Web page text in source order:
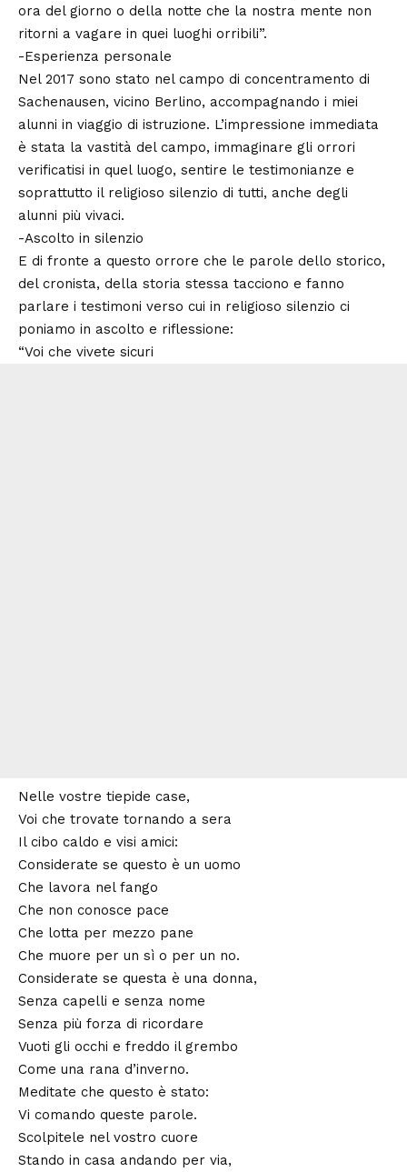
ora del giorno o della notte che la nostra mente non
ritorni a vagare in quei luoghi orribili”.
-Esperienza personale
Nel 2017 sono stato nel campo di concentramento di
Sachenausen, vicino Berlino, accompagnando i miei
alunni in viaggio di istruzione. L’impressione immediata
è stata la vastità del campo, immaginare gli orrori
verificatisi in quel luogo, sentire le testimonianze e
soprattutto il religioso silenzio di tutti, anche degli
alunni più vivaci.
-Ascolto in silenzio
E di fronte a questo orrore che le parole dello storico,
del cronista, della storia stessa tacciono e fanno
parlare i testimoni verso cui in religioso silenzio ci
poniamo in ascolto e riflessione:
“Voi che vivete sicuri
Nelle vostre tiepide case,
Voi che trovate tornando a sera
Il cibo caldo e visi amici:
Considerate se questo è un uomo
Che lavora nel fango
Che non conosce pace
Che lotta per mezzo pane
Che muore per un sì o per un no.
Considerate se questa è una donna,
Senza capelli e senza nome
Senza più forza di ricordare
Vuoti gli occhi e freddo il grembo
Come una rana d’inverno.
Meditate che questo è stato:
Vi comando queste parole.
Scolpitele nel vostro cuore
Stando in casa andando per via,